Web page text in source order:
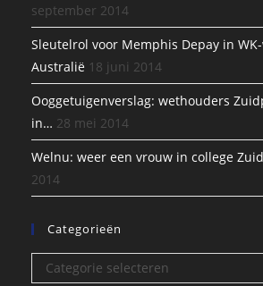
september 2014
Sleutelrol voor Memphis Depay in
Australië 18 juni 2014
Ooggetuigenverslag: wethouders
in… 28 mei 2014
Welnu: weer een vrouw in college
2014
Categorieën
Categorieën
Categorie selecteren